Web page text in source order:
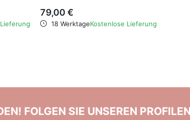
79,00 €
18 WerktageKostenlose Lieferung
FOLGEN SIE UNSEREN